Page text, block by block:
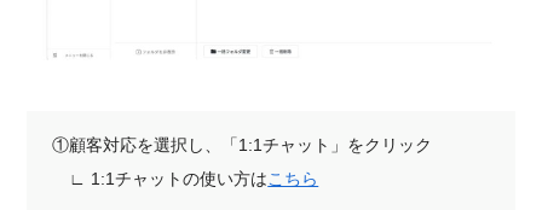
①顧客対応を選択し、「1:1チャット」をクリック
∟ 1:1チャットの使い方はこちら